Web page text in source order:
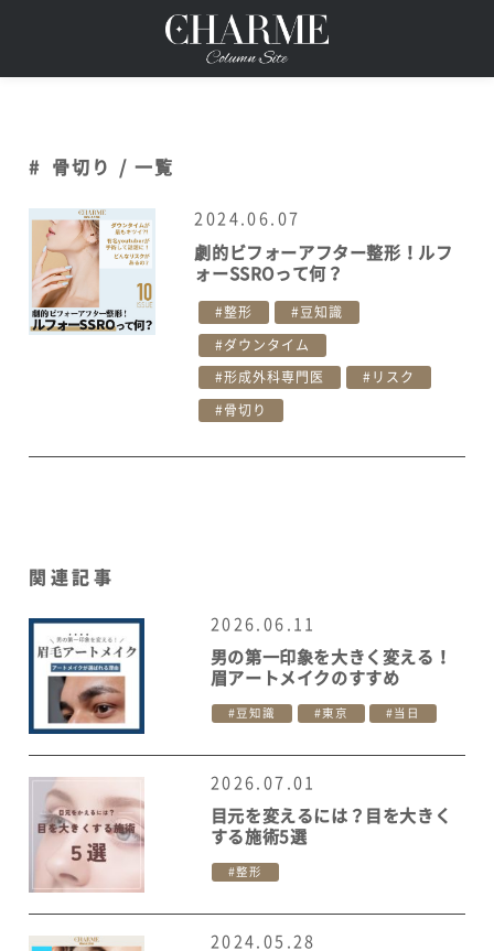
# 骨切り / 一覧
2024.06.07
劇的ビフォーアフター整形！ルフ
ォーSSROって何？
整形 豆知識
ダウンタイム
形成外科専門医 リスク
骨切り
関連記事
2026.06.11
男の第一印象を大きく変える！
眉アートメイクのすすめ
豆知識 東京 当日
2026.07.01
目元を変えるには？目を大きく
する施術5選
整形
2024.05.28